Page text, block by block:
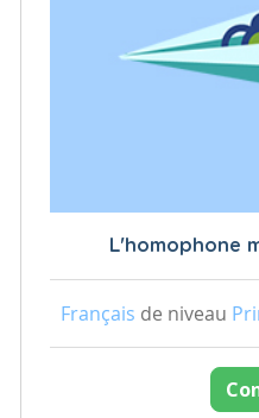
L'homophone
Français de niveau